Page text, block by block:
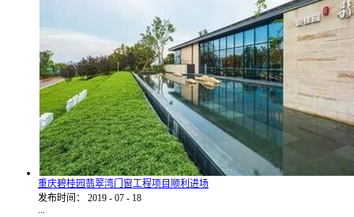
重庆碧桂园翡翠湾门窗工程项目顺利进场
发布时间：
2019 - 07 - 18
...